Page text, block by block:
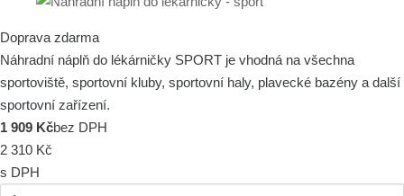
Doprava zdarma
Náhradní náplň do lékárničky SPORT je vhodná na všechna
sportoviště, sportovní kluby, sportovní haly, plavecké bazény a další
sportovní zařízení.
1 909 Kčbez DPH
2 310 Kč
s DPH